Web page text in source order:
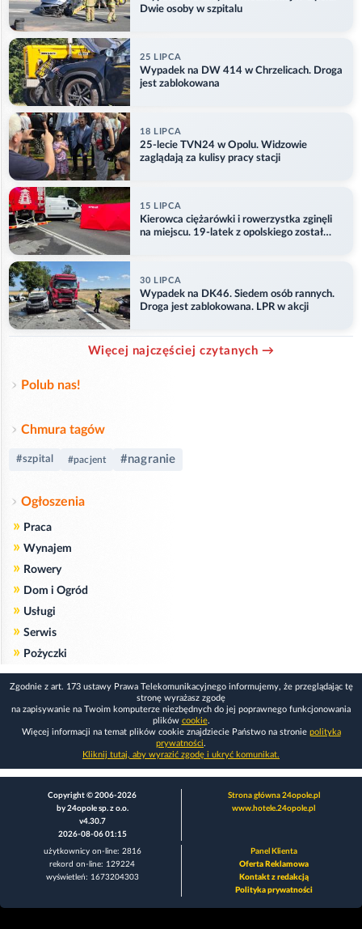
Dwie osoby w szpitalu
25 LIPCA
Wypadek na DW 414 w Chrzelicach. Droga
jest zablokowana
18 LIPCA
25-lecie TVN24 w Opolu. Widzowie
zaglądają za kulisy pracy stacji
15 LIPCA
Kierowca ciężarówki i rowerzystka zginęli
na miejscu. 19-latek z opolskiego został
30 LIPCA
Wypadek na DK46. Siedem osób rannych.
Droga jest zablokowana. LPR w akcji
Więcej najczęściej czytanych →
Polub nas!
Chmura tagów
#szpital #pacjent #nagranie
Ogłoszenia
» Praca
» Wynajem
» Rowery
» Dom i Ogród
» Usługi
» Serwis
» Pożyczki
Zgodnie z art. 173 ustawy Prawa Telekomunikacyjnego informujemy, że przeglądając tę
stronę wyrażasz zgodę
na zapisywanie na Twoim komputerze niezbędnych do jej poprawnego funkcjonowania
plików cookie.
Więcej informacji na temat plików cookie znajdziecie Państwo na stronie polityka
prywatności.
Kliknij tutaj, aby wyrazić zgodę i ukryć komunikat.
Copyright © 2006-2026
by 24opole sp. z o.o.
v4.30.7
2026-08-06 01:15
Strona główna 24opole.pl
www.hotele.24opole.pl
użytkownicy on-line: 2816
rekord on-line: 129224
wyświetleń: 1673204303
Panel Klienta
Oferta Reklamowa
Kontakt z redakcją
Polityka prywatności